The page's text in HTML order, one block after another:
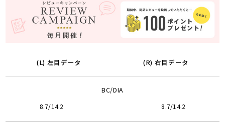
(L) 左目データ (R) 右目データ
BC/DIA
8.7/14.2 8.7/14.2